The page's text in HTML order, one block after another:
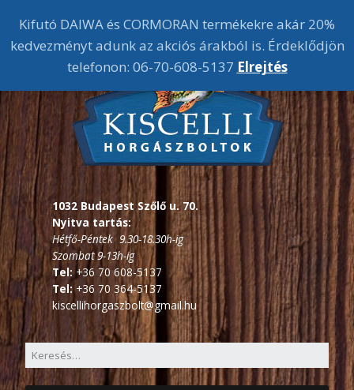
1032 Budapest Szőlő u. 70.
Nyitva tartás:
Hétfő-Péntek 9.30-18.30h-ig
Szombat 9-13h-ig
Tel:+36 70 608-5137
Tel: +36 70 364-5137
kiscellihorgaszbolt@gmail.hu
Kifutó DAIWA és CORMORAN termékekre akár 20%
kedvezményt adunk az akciós árakból is. Érdeklődjön
telefonon: 06-70-608-5137 Elrejtés